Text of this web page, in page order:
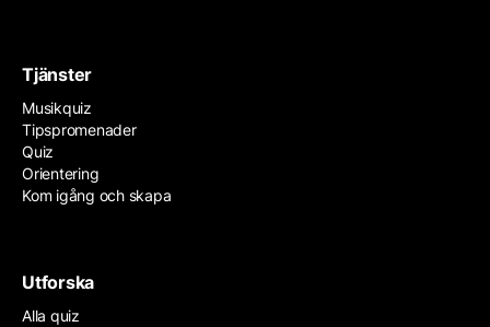
Tjänster
Musikquiz
Tipspromenader
Quiz
Orientering
Kom igång och skapa
Utforska
Alla quiz